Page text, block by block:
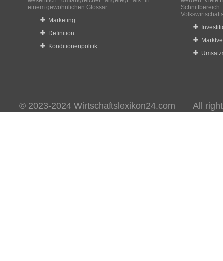
einem gewöhnlichen Glossar.
Marketing
Definition
Konditionenpolitik
© 2023-2024 Wirtschaftslexikon24.com All